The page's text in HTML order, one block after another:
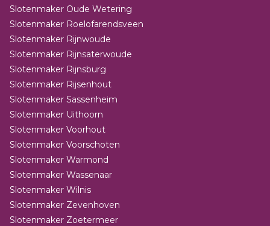
Slotenmaker Oude Wetering
Slotenmaker Roelofarendsveen
Slotenmaker Rijnwoude
Slotenmaker Rijnsaterwoude
Slotenmaker Rijnsburg
Slotenmaker Rijsenhout
Slotenmaker Sassenheim
Slotenmaker Uithoorn
Slotenmaker Voorhout
Slotenmaker Voorschoten
Slotenmaker Warmond
Slotenmaker Wassenaar
Slotenmaker Wilnis
Slotenmaker Zevenhoven
Slotenmaker Zoetermeer